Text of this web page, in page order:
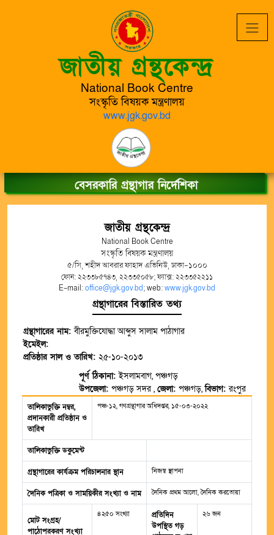
জাতীয় গ্রন্থকেন্দ্র
National Book Centre
সংস্কৃতি বিষয়ক মন্ত্রণালয়
www.jgk.gov.bd
বেসরকারি গ্রন্থাগার নির্দেশিকা
জাতীয় গ্রন্থকেন্দ্র
National Book Centre
সংস্কৃতি বিষয়ক মন্ত্রণালয়
৫/সি, শহীদ আবরার ফাহাদ এভিনিউ, ঢাকা-১০০০
ফোন: ২২৩৩৮৫৭৪৩, ২২৩৩৫০৫৮; ফ্যাক্স: ২২৩৩৫২২১১
E-mail:office@jgk.gov.bd; web:www.jgk.gov.bd
গ্রন্থাগারের বিস্তারিত তথ্য
গ্রন্থাগারের নাম:বীরমুক্তিযোদ্ধা আব্দুস সালাম পাঠাগার
ইমেইল:
প্রতিষ্ঠার সাল ও তারিখ: ২৫-১০-২০১৩
পূর্ণ ঠিকানা:ইসলামবাগ, পঞ্চগড়
উপজেলা: পঞ্চগড় সদর , জেলা: পঞ্চগড়,বিভাগ:রংপুর
তালিকাভুক্তি নম্বর,
প্রদানকারী প্রতিষ্ঠান ও
তারিখ
পঞ্চ-১২, গণগ্রন্থাগার অধিদপ্তর, ১৫-০৩-২০২২
তালিকাভুক্তি ডকুমেন্ট
গ্রন্থাগারের কার্যক্রম পরিচালনার স্থান নিজস্ব স্থাপনা
দৈনিক পত্রিকা ও সাময়িকীর সংখ্যা ও নাম দৈনিক প্রথম আলো, দৈনিক করতোয়া
মোট সংগ্রহ/
পাঠোপরকরণ সংখ্যা
৪২৫০ সংখ্যা
প্রতিদিন
উপস্থিত গড়
২৬ জন